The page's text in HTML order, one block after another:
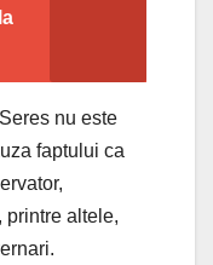
nu este
faptului ca
printre altele,